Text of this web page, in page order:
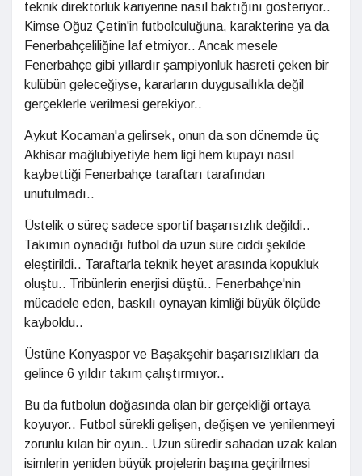
teknik direktörlük kariyerine nasıl baktığını gösteriyor..
Kimse Oğuz Çetin'in futbolculuğuna, karakterine ya da
Fenerbahçeliliğine laf etmiyor.. Ancak mesele
Fenerbahçe gibi yıllardır şampiyonluk hasreti çeken bir
kulübün geleceğiyse, kararların duygusallıkla değil
gerçeklerle verilmesi gerekiyor..
Aykut Kocaman'a gelirsek, onun da son dönemde üç
Akhisar mağlubiyetiyle hem ligi hem kupayı nasıl
kaybettiği Fenerbahçe taraftarı tarafından
unutulmadı..
Üstelik o süreç sadece sportif başarısızlık değildi..
Takımın oynadığı futbol da uzun süre ciddi şekilde
eleştirildi.. Taraftarla teknik heyet arasında kopukluk
oluştu.. Tribünlerin enerjisi düştü.. Fenerbahçe'nin
mücadele eden, baskılı oynayan kimliği büyük ölçüde
kayboldu..
Üstüne Konyaspor ve Başakşehir başarısızlıkları da
gelince 6 yıldır takım çalıştırmıyor..
Bu da futbolun doğasında olan bir gerçekliği ortaya
koyuyor.. Futbol sürekli gelişen, değişen ve yenilenmeyi
zorunlu kılan bir oyun.. Uzun süredir sahadan uzak kalan
isimlerin yeniden büyük projelerin başına geçirilmesi